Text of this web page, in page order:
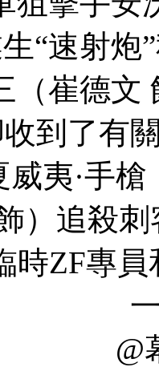
“速射炮
（崔德文
到了有
威夷·手
）追殺
時ZF專
@